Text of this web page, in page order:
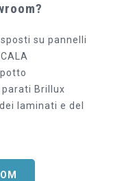
su pannelli
Brillux
laminati e del